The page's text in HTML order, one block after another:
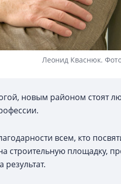
Леонид Кваснюк.
новым районом стоят
всем, кто
строительную площадку,
результат.